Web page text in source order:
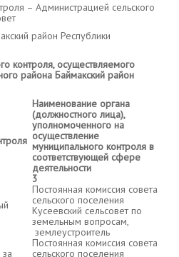
– Администрацией сельского
район Республики
контроля, осуществляемого
района Баймакский район
Наименование органа
(должностного лица),
уполномоченного на
осуществление
муниципального контроля в
соответствующей сфере
деятельности
3
Постоянная комиссия совета
сельского поселения
Кусеевский сельсовет по
земельным вопросам,
землеустроитель
Постоянная комиссия совета
сельского поселения